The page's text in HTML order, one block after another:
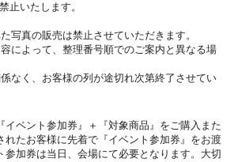
止いたします。
写真の販売は禁止させていただきます。
によって、整理番号順でのご案内と異なる場
なく、お客様の列が途切れ次第終了させてい
イベント参加券』＋『対象商品』をご購入また
れたお客様に先着で『イベント参加券』をお渡
参加券は当日、会場にて必要となります。大切